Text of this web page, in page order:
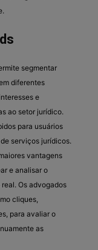
segmentar
diferentes
e
ao setor jurídico.
para usuários
serviços jurídicos.
vantagens
e analisar o
Os advogados
cliques,
para avaliar o
as